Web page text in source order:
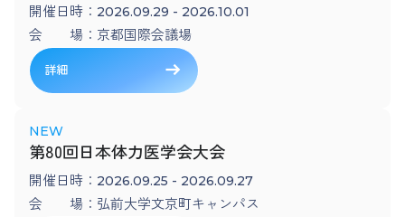
開催日時： 2026.09.29 - 2026.10.01
会 場： 京都国際会議場
詳細
第80回日本体力医学会大会
開催日時： 2026.09.25 - 2026.09.27
会 場： 弘前大学文京町キャンパス